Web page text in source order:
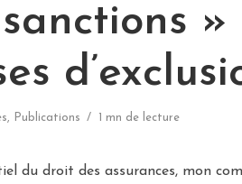
»
, Publications 1 mn de lecture
du droit des assurances, mon